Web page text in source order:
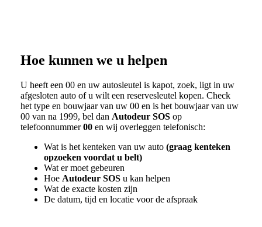
Hoe kunnen we u helpen
U heeft een 00en uw autosleutel is kapot, zoek, ligt in uw
afgesloten auto of u wilt een reservesleutel kopen. Check
het type en bouwjaar van uw 00en is het bouwjaar van uw
00van na 1999, bel dan Autodeur SOSop
telefoonnummer00en wij overleggen telefonisch:
Wat is het kenteken van uw auto (graag kenteken
opzoeken voordat u belt)
Wat er moet gebeuren
Hoe Autodeur SOSu kan helpen
Wat de exacte kosten zijn
De datum, tijd en locatie voor de afspraak